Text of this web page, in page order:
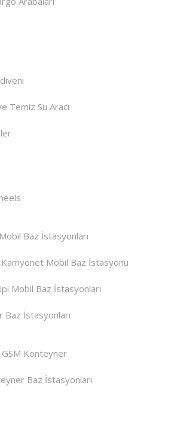
Temiz Su Aracı
Baz İstasyonları
Mobil Baz İstasyonu
Mobil Baz İstasyonları
Baz İstasyonları
Konteyner
Baz İstasyonları